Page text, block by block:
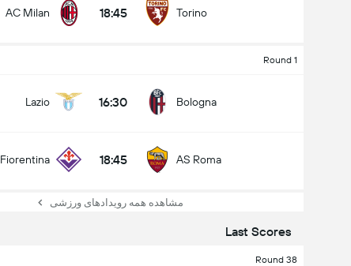
Torino
18:45
AC Milan
Round 1
Bologna
16:30
Lazio
AS Roma
18:45
Fiorentina
مشاهده همه رویدادهای ورزشی
Last Scores
Round 38